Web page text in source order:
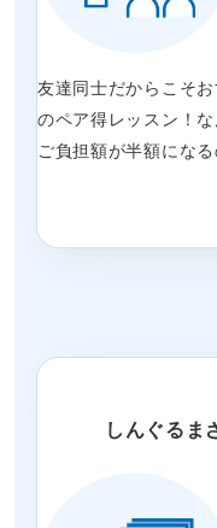
友達同士だからこそ
のペア得レッスン！
ご負担額が半額になる
しんぐるま